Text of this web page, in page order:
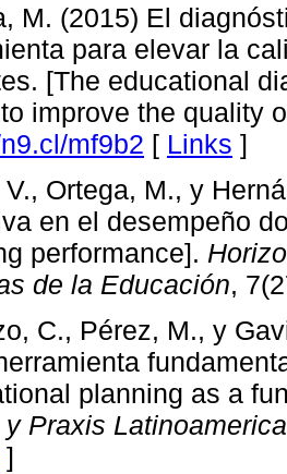
M. (2015) El
para elevar la
[The educational
improve the quality
mf9b2 [ Links ]
V., Ortega, M., y
en el desempeño
performance].
de la Educación,
C., Pérez, M., y
planning as a
Praxis
]